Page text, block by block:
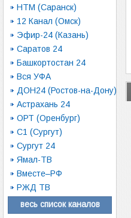
НТМ (Саранск)
12 Канал (Омск)
Эфир-24 (Казань)
Саратов 24
Башкортостан 24
Вся УФА
ДОН24 (Ростов-на-Дону)
Астрахань 24
ОРТ (Оренбург)
С1 (Сургут)
Сургут 24
Ямал-ТВ
Вместе–РФ
РЖД ТВ
весь список каналов